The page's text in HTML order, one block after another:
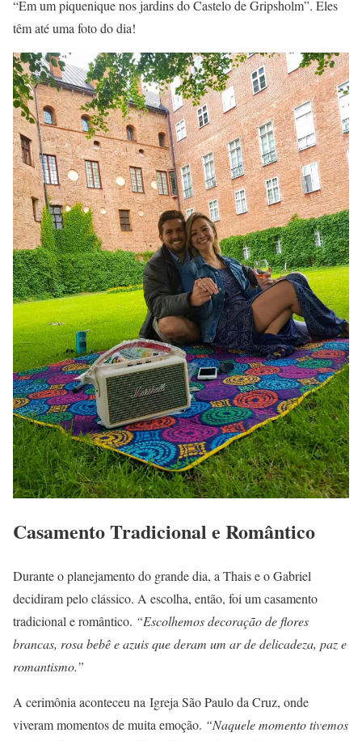
“Em um piquenique nos jardins do Castelo de Gripsholm”. Eles
têm até uma foto do dia!
Casamento Tradicional e Romântico
Durante o planejamento do grande dia, a Thais e o Gabriel
decidiram pelo clássico. A escolha, então, foi um casamento
tradicional e romântico. “Escolhemos decoração de flores
brancas, rosa bebê e azuis que deram um ar de delicadeza, paz e
romantismo.”
A cerimônia aconteceu na Igreja São Paulo da Cruz, onde
viveram momentos de muita emoção. “Naquele momento tivemos